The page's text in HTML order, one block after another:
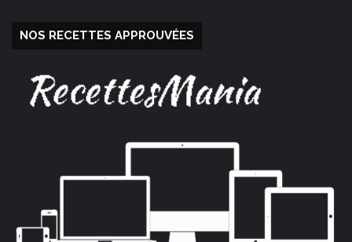
NOS RECETTES APPROUVÉES